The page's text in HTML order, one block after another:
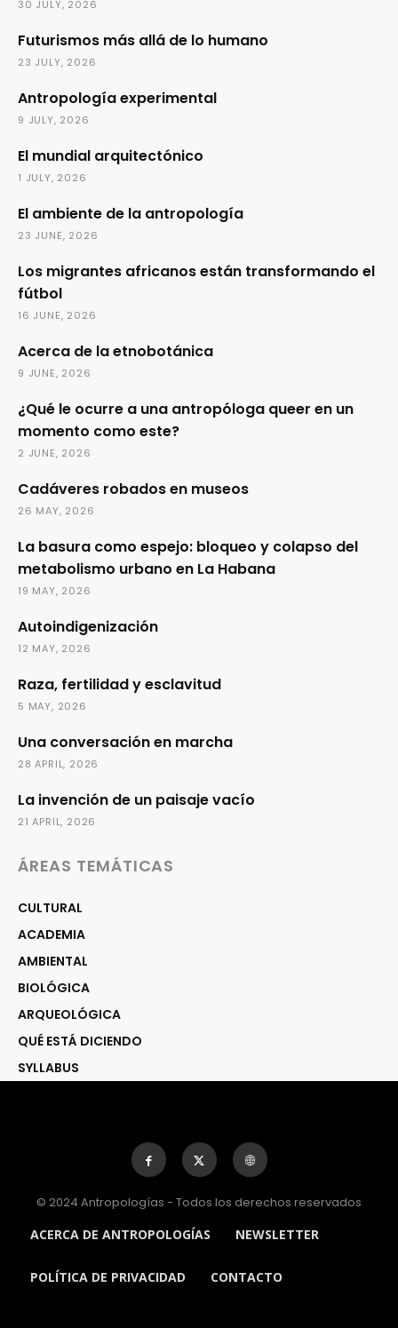
30 JULY, 2026
Futurismos más allá de lo humano
23 JULY, 2026
Antropología experimental
9 JULY, 2026
El mundial arquitectónico
1 JULY, 2026
El ambiente de la antropología
23 JUNE, 2026
Los migrantes africanos están transformando el
fútbol
16 JUNE, 2026
Acerca de la etnobotánica
9 JUNE, 2026
¿Qué le ocurre a una antropóloga queer en un
momento como este?
2 JUNE, 2026
Cadáveres robados en museos
26 MAY, 2026
La basura como espejo: bloqueo y colapso del
metabolismo urbano en La Habana
19 MAY, 2026
Autoindigenización
12 MAY, 2026
Raza, fertilidad y esclavitud
5 MAY, 2026
Una conversación en marcha
28 APRIL, 2026
La invención de un paisaje vacío
21 APRIL, 2026
ÁREAS TEMÁTICAS
CULTURAL
ACADEMIA
AMBIENTAL
BIOLÓGICA
ARQUEOLÓGICA
QUÉ ESTÁ DICIENDO
SYLLABUS
© 2024 Antropologías - Todos los derechos reservados
ACERCA DE ANTROPOLOGÍAS
NEWSLETTER
POLÍTICA DE PRIVACIDAD CONTACTO